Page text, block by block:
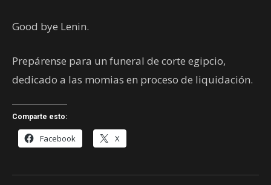
Good bye Lenin.
Prepárense para un funeral de corte egipcio,
dedicado a las momias en proceso de liquidación.
Comparte esto:
Facebook X